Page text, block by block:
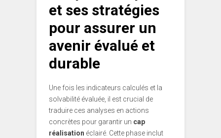
et ses stratégies
pour assurer un
avenir évalué et
durable
Une fois les indicateurs calculés et la
solvabilité évaluée, il est crucial de
traduire ces analyses en actions
concrètes pour garantir un cap
réalisation éclairé. Cette phase inclut